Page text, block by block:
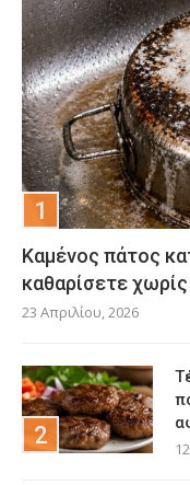
Καμένος πάτος
καθαρίσετε
23 Απριλίου, 2026